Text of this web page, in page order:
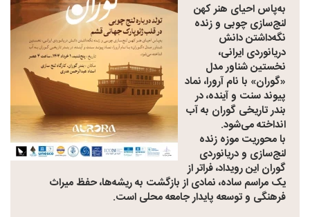
به‌پاس احیای هنر کهن
لنج‌سازی چوبی و زنده
نگه‌داشتن دانش
دریانوردی ایرانی،
نخستین شناور مدل
«گوران» با نام آرورا، نماد
پیوند سنت و آینده، در
بندر تاریخی گوران به آب
انداخته می‌شود.
با محوریت موزه زنده
لنج‌سازی و دریانوردی
گوران این رویداد، فراتر از
یک مراسم ساده، نمادی از بازگشت به ریشه‌ها، حفظ میراث
فرهنگی و توسعه پایدار جامعه محلی است.